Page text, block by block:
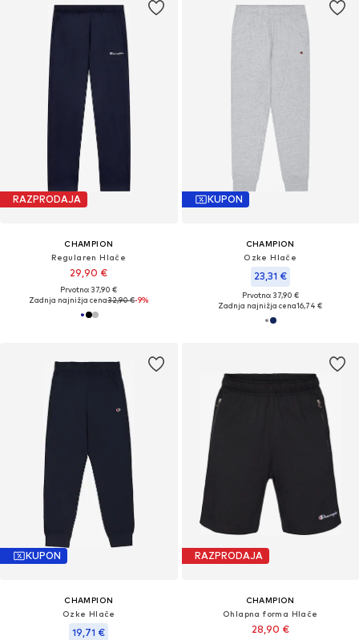
RAZPRODAJA
CHAMPION
Regularen Hlače
29,90 €
Prvotno: 37,90 €
Zadnja najnižja cena32,90 €-9%
KUPON
CHAMPION
Ozke Hlače
23,31 €
Prvotno: 37,90 €
Zadnja najnižja cena16,74 €
KUPON
CHAMPION
Ozke Hlače
19,71 €
RAZPRODAJA
CHAMPION
Ohlapna forma Hlače
28,90 €